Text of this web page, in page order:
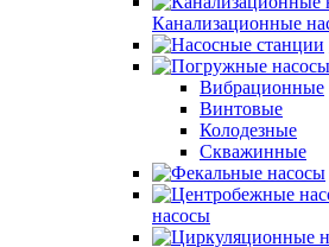
Канализационные
Вибрационные
Винтовые
Колодезные
Скважинные
насосы